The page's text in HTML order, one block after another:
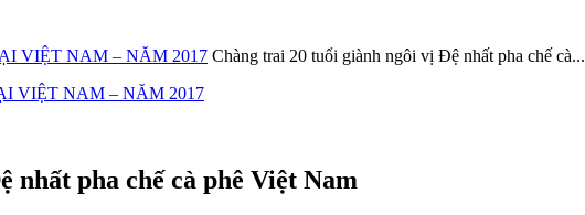
VIỆT NAM – NĂM 2017 Chàng trai 20 tuổi giành ngôi vị Đệ nhất pha chế cà...
VIỆT NAM – NĂM 2017
pha chế cà phê Việt Nam